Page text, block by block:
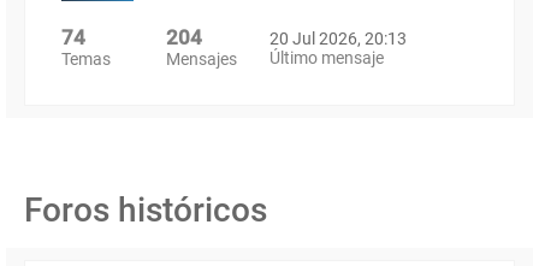
74
Temas
204
Mensajes
20 Jul 2026, 20:13
Último mensaje
Foros históricos